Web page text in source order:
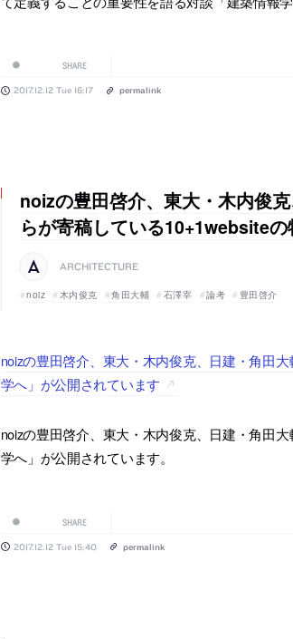
SHARE
2017.12.12 Tue 16:17 permalink
noizの豊田啓介、東大・木内俊
らが寄稿している10+1websiteの
ARCHITECTURE
noiz 木内俊克 角田大輔 石澤宰 論考 豊田啓介
noizの豊田啓介、東大・木内俊克、日建・角田
学へ」が公開されています
noizの豊田啓介、東大・木内俊克、日建・角田
学へ」が公開されています。
SHARE
2017.12.12 Tue 15:40 permalink